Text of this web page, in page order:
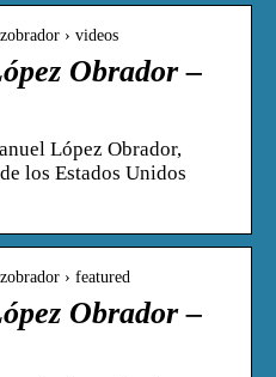
› videos
Obrador –
López Obrador,
los Estados Unidos
› featured
Obrador –